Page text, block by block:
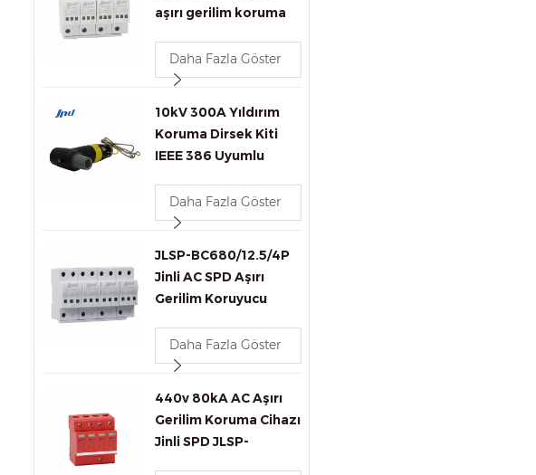
aşırı gerilim koruma
sinyalleme özelliğiyle.
Daha Fazla Göster
10kV 300A Yıldırım
Koruma Dirsek Kiti
IEEE 386 Uyumlu
Konnektörler Üretimi
Daha Fazla Göster
JLSP-BC680/12.5/4P
Jinli AC SPD Aşırı
Gerilim Koruyucu
Daha Fazla Göster
440v 80kA AC Aşırı
Gerilim Koruma Cihazı
Jinli SPD JLSP-